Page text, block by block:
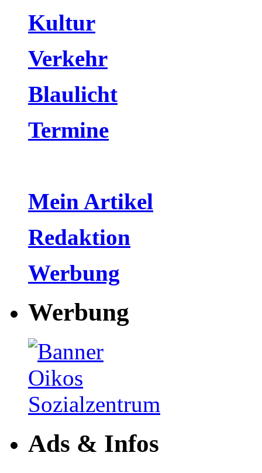
Kultur
Verkehr
Blaulicht
Termine
Mein Artikel
Redaktion
Werbung
Werbung
Ads & Infos